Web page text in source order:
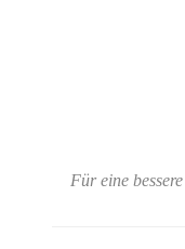
Für eine